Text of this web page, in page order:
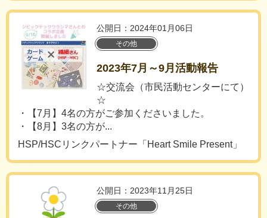
公開日：2024年01月06日
その他
2023年7月～9月活動報告
☆交流会（市民活動センターにて）
☆
・【7月】4名の方がご参加くださいました。
・【8月】3名の方が...
HSP/HSCリンクパートナー「Heart Smile Present」
公開日：2023年11月25日
その他